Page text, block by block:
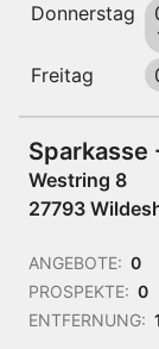
Donnerstag
Freitag
Sparkasse
Westring 8
27793
ANGEBOTE: 0
PROSPEKTE: 0
ENTFERNUNG: